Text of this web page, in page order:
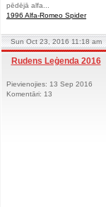
pēdējā alfa...
1996 Alfa-Romeo Spider
Sun Oct 23, 2016 11:18 am
Rudens Leģenda 2016
Pievienojies: 13 Sep 2016
Komentāri: 13